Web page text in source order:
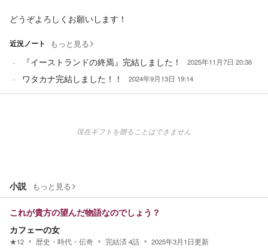
どうぞよろしくお願いします！
近況ノート もっと見る
『イーストランドの終焉』完結しました！ 2025年11月7日 20:36
ワタカナ完結しました！！ 2024年9月13日 19:14
現在ギフトを贈ることはできません
小説 もっと見る
これが貴方の望んだ物語なのでしょう？
カフェーの女
★12 歴史・時代・伝奇 完結済4話 2025年3月1日更新